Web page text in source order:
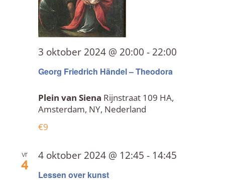
Georg Friedrich Händel – Theodora
3 oktober 2024 @ 20:00 - 22:00
Plein van Siena Rijnstraat 109 HA,
Amsterdam, NY, Nederland
€9
vr
4
Lessen over kunst
4 oktober 2024 @ 12:45 - 14:45